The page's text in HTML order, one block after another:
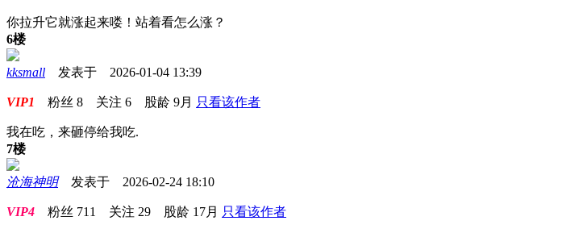
你拉升它就涨起来喽！站着看怎么涨？
6楼
kksmall 发表于 2026-01-04 13:39
VIP1 粉丝 8 关注 6 股龄 9月 只看该作者
我在吃，来砸停给我吃.
7楼
沧海神明发表于 2026-02-24 18:10
VIP4 粉丝 711 关注 29 股龄 17月 只看该作者